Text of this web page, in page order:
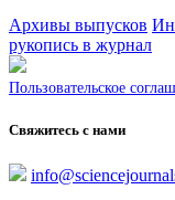
Архивы выпусков
рукопись в журнал
Пользовательское
Свяжитесь с нами